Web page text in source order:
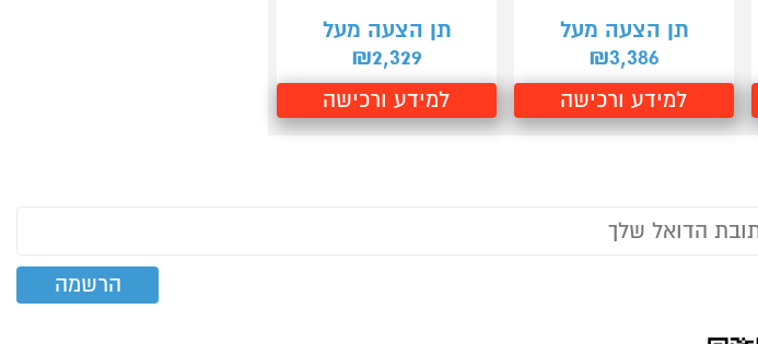
תן הצעה מעל
₪3,386
למידע ורכישה
תן הצעה מעל
₪2,329
למידע ורכישה